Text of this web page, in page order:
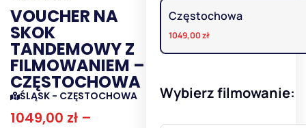
VOUCHER NA
SKOK
TANDEMOWY Z
FILMOWANIEM –
CZĘSTOCHOWA
ŚLĄSK - CZĘSTOCHOWA
1049,00 zł –
Częstochowa
1049,00zł
Wybierz filmowanie: